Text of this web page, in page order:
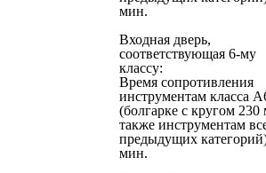
мин.
Входная дверь,
соответствующая 6-му
классу:
Время сопротивления
инструментам класса
(болгарке с кругом 230
также инструментам
предыдущих
мин.